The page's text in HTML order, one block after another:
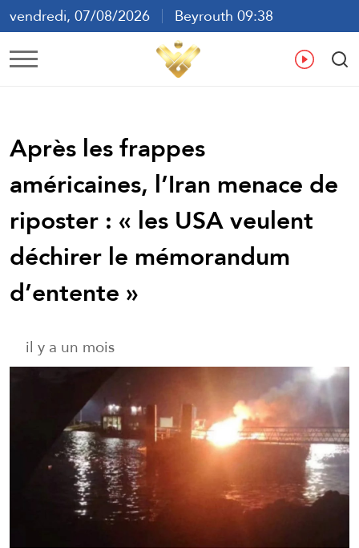
vendredi, 07/08/2026
Beyrouth 09:38
ع
Après les frappes
américaines, l’Iran menace de
riposter : « les USA veulent
déchirer le mémorandum
d’entente »
il y a un mois